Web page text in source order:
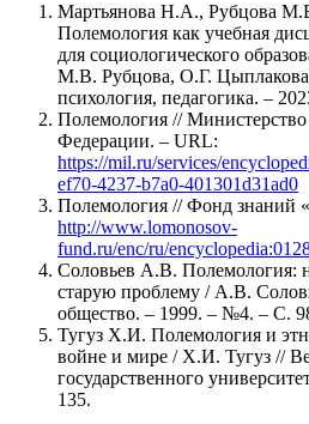
Мартьянова Н.А., Рубцова
Полемология как учебная
для социологического
М.В. Рубцова, О.Г.
психология, педагогика. –
Полемология //
Федерации. – URL:
https://mil.ru/services/
ef70-4237-b7a0-401301d31ad0
Полемология // Фонд знаний
http://www.lomonosov-
fund.ru/enc/ru/
Соловьев А.В. Полемология:
старую проблему / А.В.
общество. – 1999. – №4. – С.
Тугуз Х.И. Полемология и
войне и мире / Х.И. Тугуз //
государственного
135.